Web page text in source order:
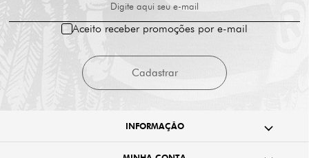
Digite aqui seu e-mail
Cadastrar
Aceito receber promoções por e-mail
INFORMAÇÃO